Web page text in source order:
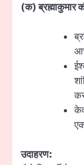
(क) ब्रह्माकुमार
उदाहरण: